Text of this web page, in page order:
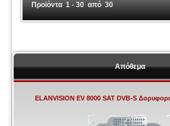
Προϊόντα 1 - 30 από 30
Απόθεμα
ELANVISION EV 8000 SAT DVB-S